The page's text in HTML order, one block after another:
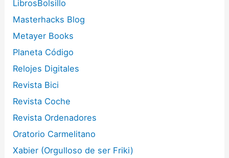
LibrosBolsillo
Masterhacks Blog
Metayer Books
Planeta Código
Relojes Digitales
Revista Bici
Revista Coche
Revista Ordenadores
Oratorio Carmelitano
Xabier (Orgulloso de ser Friki)